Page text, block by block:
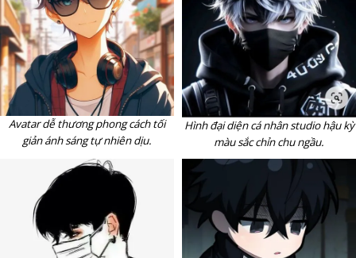
Avatar dễ thương phong cách tối
giản ánh sáng tự nhiên dịu.
Hình đại diện cá nhân studio hậu kỳ
màu sắc chỉn chu ngầu.